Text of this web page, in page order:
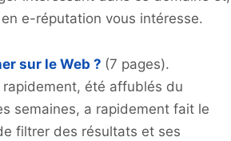
e-réputation vous intéresse.
sur le Web ? (7 pages).
été affublés du
semaines, a rapidement fait le
filtrer des résultats et ses